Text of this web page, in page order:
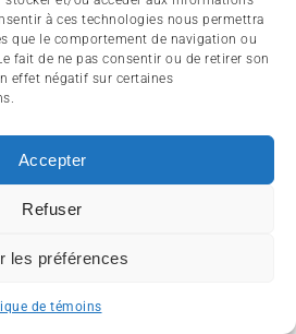
à ces technologies nous permettra
que le comportement de navigation ou
fait de ne pas consentir ou de retirer son
effet négatif sur certaines
Accepter
Refuser
les préférences
de témoins